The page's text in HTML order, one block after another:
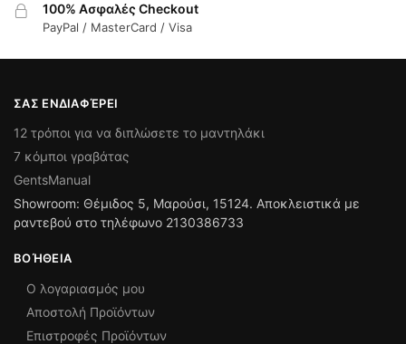
100% Ασφαλές Checkout
PayPal / MasterCard / Visa
ΣΑΣ ΕΝΔΙΑΦΈΡΕΙ
12 τρόποι για να διπλώσετε το μαντηλάκι
7 κόμποι γραβάτας
GentsManual
Showroom: Θέμιδος 5, Μαρούσι, 15124. Αποκλειστικά με
ραντεβού στο τηλέφωνο 2130386733
ΒΟΉΘΕΙΑ
Ο λογαριασμός μου
Αποστολή Προϊόντων
Επιστροφές Προϊόντων